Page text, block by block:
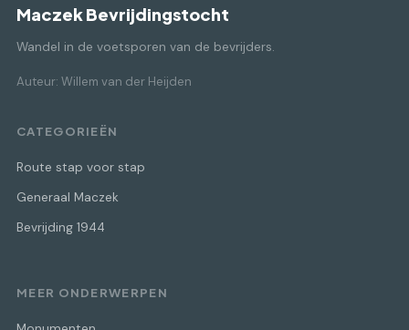
Maczek Bevrijdingstocht
Wandel in de voetsporen van de bevrijders.
Auteur: Willem van der Heijden
CATEGORIEËN
Route stap voor stap
Generaal Maczek
Bevrijding 1944
MEER ONDERWERPEN